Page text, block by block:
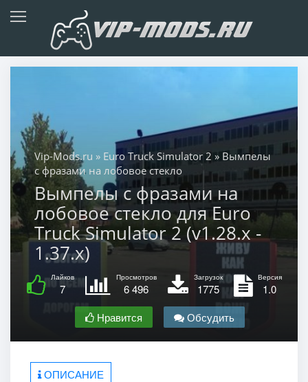
Vip-Mods.ru » Euro Truck Simulator 2 » Вымпелы
с фразами на лобовое стекло
Вымпелы с фразами на
лобовое стекло для Euro
Truck Simulator 2 (v1.28.x -
1.37.x)
Лайков
7
Просмотров
6 496
Загрузок
1775
Версия
1.0
Нравится
Обсудить
ОПИСАНИЕ